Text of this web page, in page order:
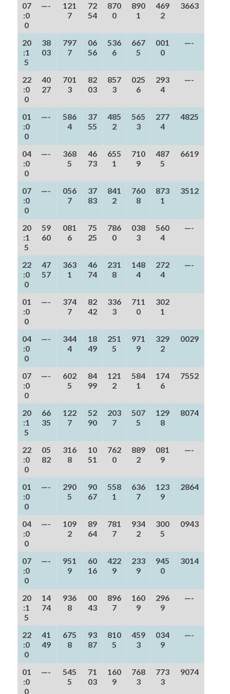
07
:0
0
—-
121
7
72
54
870
0
890
1
469
2
3663
20
:1
5
38
03
797
7
06
56
536
6
667
5
001
0
—-
22
:0
0
40
27
701
3
82
03
857
3
025
6
293
4
—-
01
:0
0
—-
586
4
37
55
485
2
565
3
277
4
4825
04
:0
0
—-
368
5
46
73
655
1
710
9
487
5
6619
07
:0
0
—-
056
7
37
83
841
2
760
8
873
1
3512
20
:1
5
59
60
081
6
75
25
786
0
038
3
560
4
—-
22
:0
0
47
57
363
1
46
74
231
8
148
4
272
4
—-
01
:0
0
—-
374
7
82
42
336
3
711
0
302
1
04
:0
0
—-
344
4
18
49
251
5
971
9
329
2
0029
07
:0
0
—-
602
5
84
99
121
2
584
1
174
6
7552
20
:1
5
66
35
122
7
52
90
203
7
507
5
129
8
8074
22
:0
0
05
82
316
8
10
51
762
0
889
2
081
9
—-
01
:0
0
—-
290
5
90
67
558
1
636
7
123
9
2864
04
:0
0
—-
109
2
89
64
781
7
934
2
300
5
0943
07
:0
0
—-
951
9
60
16
422
9
233
9
945
0
3014
20
:1
5
14
74
936
8
00
43
896
7
160
9
296
9
—-
22
:0
0
41
49
675
8
93
87
810
5
459
3
034
9
—-
01
:0
0
—-
545
5
71
03
160
9
768
3
773
3
9074